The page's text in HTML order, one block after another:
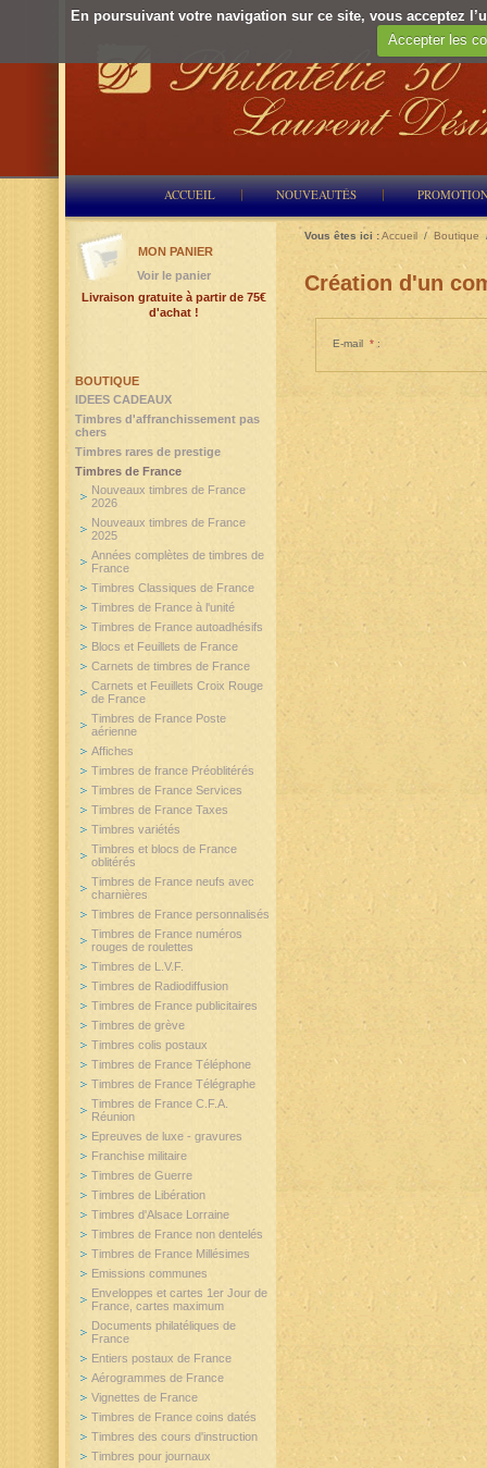
En poursuivant votre navigation sur ce site, vous acceptez
Accepter les
ACCUEIL NOUVEAUTÉS
Vous êtes ici :Accueil / Boutique
Création d'un
E-mail * :
BOUTIQUE
IDEES CADEAUX
Timbres d'affranchissement pas
chers
Timbres rares de prestige
Timbres de France
Nouveaux timbres de France
2026
Nouveaux timbres de France
2025
Années complètes de timbres de
France
Timbres Classiques de France
Timbres de France à l'unité
Timbres de France autoadhésifs
Blocs et Feuillets de France
Carnets de timbres de France
Carnets et Feuillets Croix Rouge
de France
Timbres de France Poste
aérienne
Affiches
Timbres de france Préoblitérés
Timbres de France Services
Timbres de France Taxes
Timbres variétés
Timbres et blocs de France
oblitérés
Timbres de France neufs avec
charnières
Timbres de France personnalisés
Timbres de France numéros
rouges de roulettes
Timbres de L.V.F.
Timbres de Radiodiffusion
Timbres de France publicitaires
Timbres de grève
Timbres colis postaux
Timbres de France Téléphone
Timbres de France Télégraphe
Timbres de France C.F.A.
Réunion
Epreuves de luxe - gravures
Franchise militaire
Timbres de Guerre
Timbres de Libération
Timbres d'Alsace Lorraine
Timbres de France non dentelés
Timbres de France Millésimes
Emissions communes
Enveloppes et cartes 1er Jour de
France, cartes maximum
Documents philatéliques de
France
Entiers postaux de France
Aérogrammes de France
Vignettes de France
Timbres de France coins datés
Timbres des cours d'instruction
Timbres pour journaux
MON PANIER
Voir le panier
Livraison gratuite à partir de 75€
d'achat !